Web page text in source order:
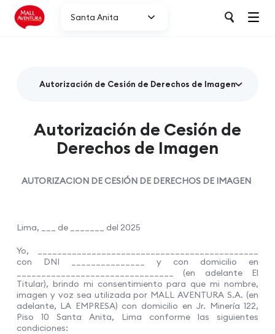
Santa Anita
Autorización de Cesión de Derechos de Imagen
Autorización de Cesión de
Derechos de Imagen
AUTORIZACION DE CESIÓN DE DERECHOS DE IMAGEN
Lima, ___ de _______ del 2025
Yo, _____________________________________________
con DNI _______________ y con domicilio en
________________________________ (en adelante El
Titular), brindo mi consentimiento para que mi nombre,
imagen y voz sea utilizada por MALL AVENTURA S.A. (en
adelante, LA EMPRESA) con domicilio en Jr. Minería 122,
Piso 10 Santa Anita, Lima conforme las siguientes
condiciones: